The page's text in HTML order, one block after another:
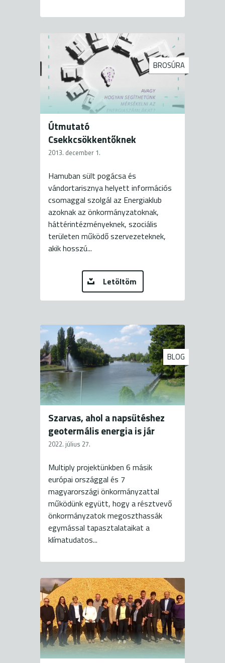
BROSÚRA
Útmutató
Csekkcsökkentőknek
2013. december 1.
Hamuban sült pogácsa és
vándortarisznya helyett információs
csomaggal szolgál az Energiaklub
azoknak az önkormányzatoknak,
háttérintézményeknek, szociális
területen működő szervezeteknek,
akik hosszú...
Letöltöm
BLOG
Szarvas, ahol a napsütéshez
geotermális energia is jár
2022. július 27.
Multiply projektünkben 6 másik
európai országgal és 7
magyarországi önkormányzattal
működünk együtt, hogy a résztvevő
önkormányzatok megoszthassák
egymással tapasztalataikat a
klímatudatos...